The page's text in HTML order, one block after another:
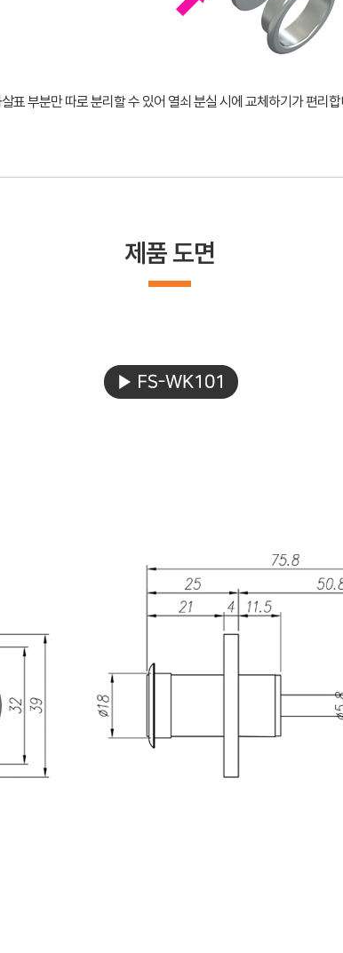
표 부분만 따로 분리할 수 있어 열쇠 분실 시에 교체하기가 편리합
제품 도면